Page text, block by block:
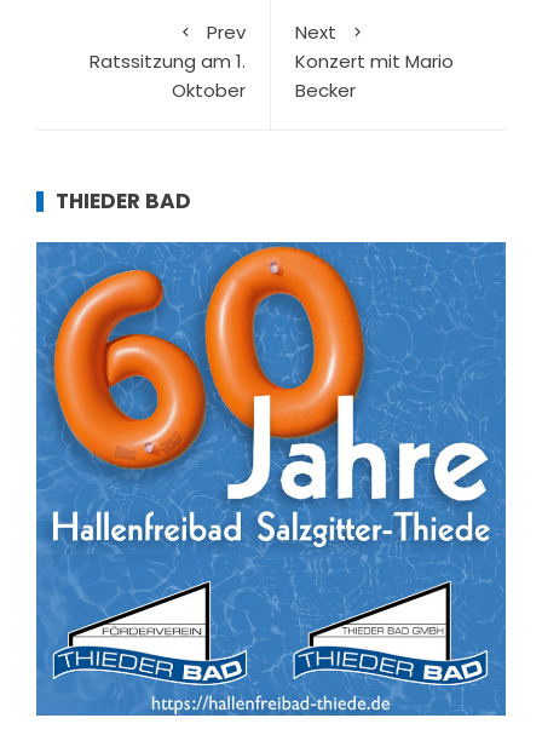
Prev
Ratssitzung am 1.
Oktober
Next
Konzert mit Mario
Becker
THIEDER BAD